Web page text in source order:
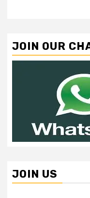
JOIN OUR
JOIN US